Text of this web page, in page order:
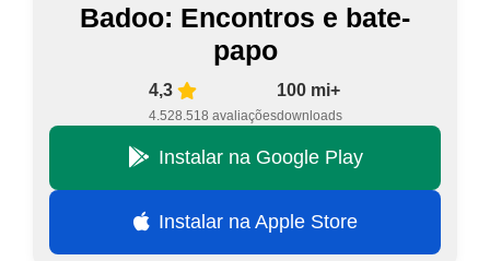
Badoo: Encontros e bate-
papo
4,3
4.528.518 avaliações
100 mi+
downloads
Instalar na Google Play
Instalar na Apple Store